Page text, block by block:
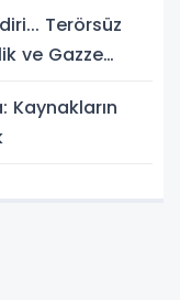
Terörsüz
ve Gazze
Kaynakların